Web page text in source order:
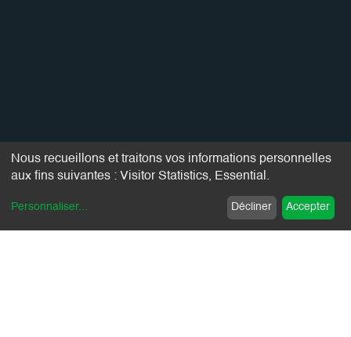
Nous recueillons et traitons vos informations personnelles
aux fins suivantes : Visitor Statistics, Essential .
Personnaliser... Décliner Accepter